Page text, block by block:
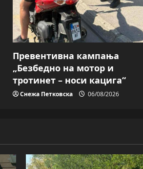
Превентивна кампања
„Безбедно на мотор и
тротинет – носи кацига“
Снежа Петковска 06/08/2026